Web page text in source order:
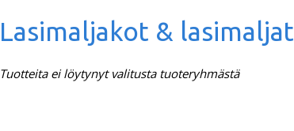
Lasimaljakot & lasimaljat
Tuotteita ei löytynyt valitusta tuoteryhmästä